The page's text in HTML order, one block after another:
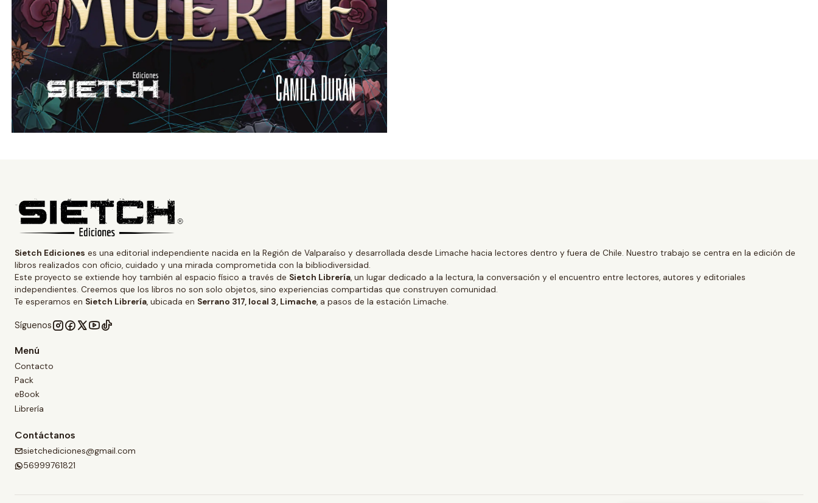
Sietch Ediciones es una editorial independiente nacida en la Región de Valparaíso y desarrollada desde Limache hacia lectores dentro y fuera de Chile. Nuestro trabajo se centra en la edición de
libros realizados con oficio, cuidado y una mirada comprometida con la bibliodiversidad.
Este proyecto se extiende hoy también al espacio físico a través de Sietch Librería, un lugar dedicado a la lectura, la conversación y el encuentro entre lectores, autores y editoriales
independientes. Creemos que los libros no son solo objetos, sino experiencias compartidas que construyen comunidad.
Te esperamos en Sietch Librería, ubicada en Serrano 317, local 3, Limache, a pasos de la estación Limache.
Síguenos
Menú
Contacto
Pack
eBook
Librería
Contáctanos
sietchediciones@gmail.com
56999761821